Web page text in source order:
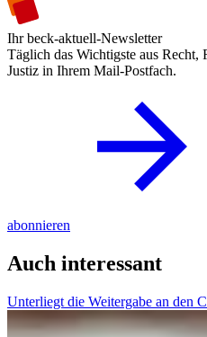
Ihr beck-aktuell-Newsletter
Täglich das Wichtigste aus Recht,
Justiz in Ihrem Mail-Postfach.
abonnieren
Auch interessant
Unterliegt die Weitergabe an den